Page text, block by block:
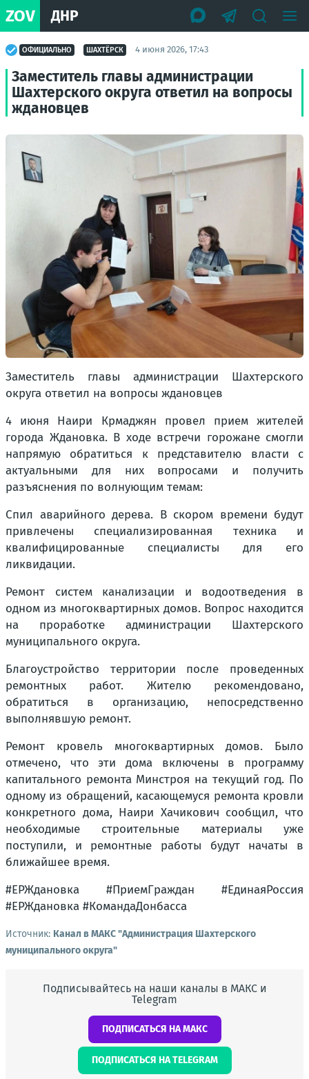
ZOV ДНР
ОФИЦИАЛЬНО ШАХТЁРСК 4 июня 2026, 17:43
Заместитель главы администрации
Шахтерского округа ответил на вопросы
ждановцев
Заместитель главы администрации Шахтерского
округа ответил на вопросы ждановцев
4 июня Наири Крмаджян провел прием жителей
города Ждановка. В ходе встречи горожане смогли
напрямую обратиться к представителю власти с
актуальными для них вопросами и получить
разъяснения по волнующим темам:
Спил аварийного дерева. В скором времени будут
привлечены специализированная техника и
квалифицированные специалисты для его
ликвидации.
Ремонт систем канализации и водоотведения в
одном из многоквартирных домов. Вопрос находится
на проработке администрации Шахтерского
муниципального округа.
Благоустройство территории после проведенных
ремонтных работ. Жителю рекомендовано,
обратиться в организацию, непосредственно
выполнявшую ремонт.
Ремонт кровель многоквартирных домов. Было
отмечено, что эти дома включены в программу
капитального ремонта Минстроя на текущий год. По
одному из обращений, касающемуся ремонта кровли
конкретного дома, Наири Хачикович сообщил, что
необходимые строительные материалы уже
поступили, и ремонтные работы будут начаты в
ближайшее время.
#ЕРЖдановка #ПриемГраждан #ЕдинаяРоссия
#ЕРЖдановка #КомандаДонбасса
Источник: Канал в МАКС "Администрация Шахтерского
муниципального округа"
Подписывайтесь на наши каналы в МАКС и
Telegram
ПОДПИСАТЬСЯ НА МАКС
ПОДПИСАТЬСЯ НА TELEGRAM